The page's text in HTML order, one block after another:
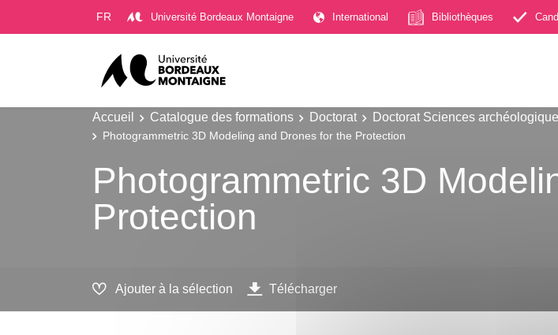
FR Université Bordeaux Montaigne International Bibliothèques
Accueil Catalogue des formations Doctorat Doctorat Sciences
Photogrammetric 3D Modeling and Drones for the Protection
Photogrammetric 3D
Protection
Ajouter à la sélection Télécharger